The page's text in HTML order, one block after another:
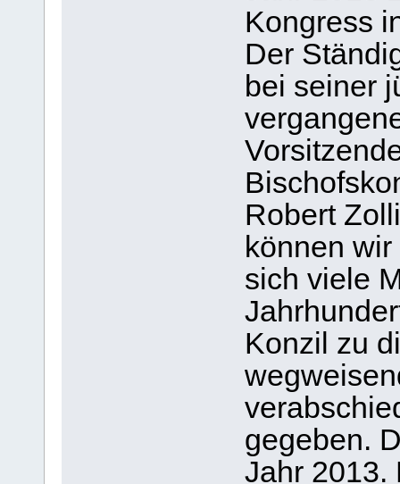
Kongress
Der
bei seiner
Robert
können
sich viele
Konzil zu
gegeben.
Jahr 2013.